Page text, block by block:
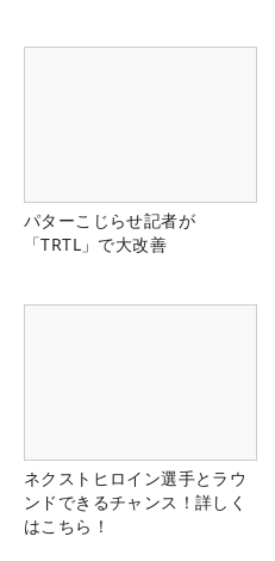
パターこじらせ記者が
「TRTL」で大改善
ネクストヒロイン選手とラウ
ンドできるチャンス！詳しく
はこちら！